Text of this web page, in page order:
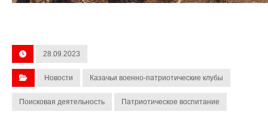
28.09.2023
Новости Казачьи военно-патриотические клубы
Поисковая деятельность Патриотическое воспитание